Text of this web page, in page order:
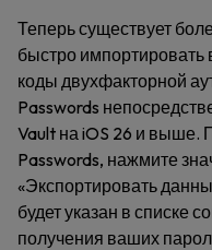
Теперь существует
быстро импортировать
коды двухфакторной
Passwords
Vault на iOS 26 и выше.
Passwords, нажмите
«Экспортировать
будет указан в списке
получения ваших